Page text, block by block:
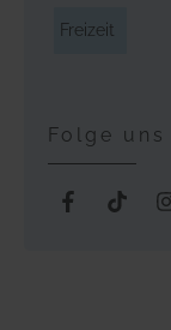
Freizeit
Folge uns